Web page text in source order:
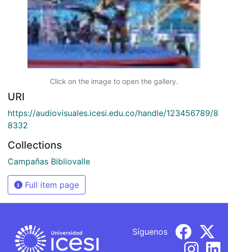
Click on the image to open the gallery.
URI
https://audiovisuales.icesi.edu.co/handle/123456789/8
8332
Collections
Campañas Bibliovalle
Full item page
Síguenos